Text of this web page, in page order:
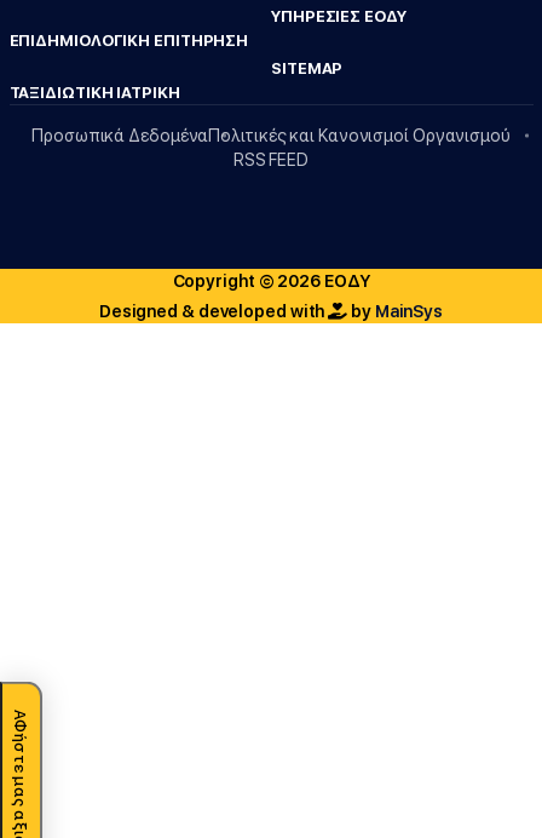
ΕΠΙΔΗΜΙΟΛΟΓΙΚΗ ΕΠΙΤΗΡΗΣΗ
ΤΑΞΙΔΙΩΤΙΚΗ ΙΑΤΡΙΚΗ
ΥΠΗΡΕΣΙΕΣ ΕΟΔΥ
SITEMAP
Προσωπικά ΔεδομέναΠολιτικές και Κανονισμοί Οργανισμού
RSS FEED
Copyright © 2026 ΕΟΔΥ
Designed & developed with
by MainSys